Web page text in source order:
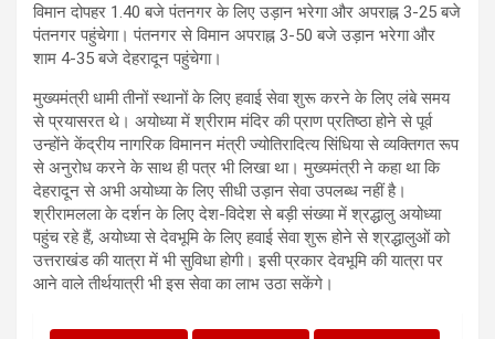
विमान दोपहर 1.40 बजे पंतनगर के लिए उड़ान भरेगा और अपराह्न 3-25 बजे
पंतनगर पहुंचेगा। पंतनगर से विमान अपराह्न 3-50 बजे उड़ान भरेगा और
शाम 4-35 बजे देहरादून पहुंचेगा।
मुख्यमंत्री धामी तीनों स्थानों के लिए हवाई सेवा शुरू करने के लिए लंबे समय
से प्रयासरत थे। अयोध्या में श्रीराम मंदिर की प्राण प्रतिष्ठा होने से पूर्व
उन्होंने केंद्रीय नागरिक विमानन मंत्री ज्योतिरादित्य सिंधिया से व्यक्तिगत रूप
से अनुरोध करने के साथ ही पत्र भी लिखा था। मुख्यमंत्री ने कहा था कि
देहरादून से अभी अयोध्या के लिए सीधी उड़ान सेवा उपलब्ध नहीं है।
श्रीरामलला के दर्शन के लिए देश-विदेश से बड़ी संख्या में श्रद्धालु अयोध्या
पहुंच रहे हैं, अयोध्या से देवभूमि के लिए हवाई सेवा शुरू होने से श्रद्धालुओं को
उत्तराखंड की यात्रा में भी सुविधा होगी। इसी प्रकार देवभूमि की यात्रा पर
आने वाले तीर्थयात्री भी इस सेवा का लाभ उठा सकेंगे।